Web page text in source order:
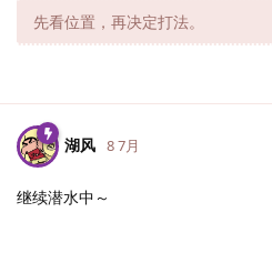
先看位置，再决定打法。
湖风 8 7月
继续潜水中～